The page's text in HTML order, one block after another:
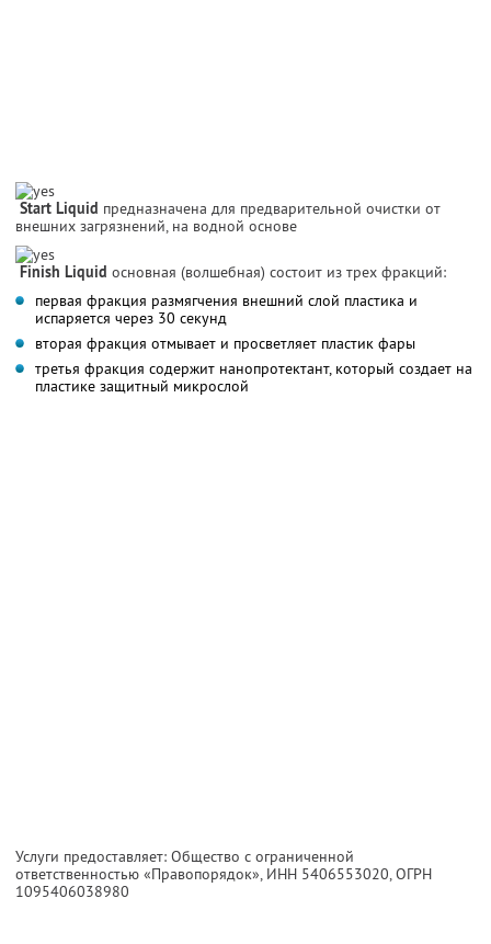
Start Liquid предназначена для предварительной очистки от
внешних загрязнений, на водной основе
Finish Liquid основная (волшебная) состоит из трех фракций:
первая фракция размягчения внешний слой пластика и
испаряется через 30 секунд
вторая фракция отмывает и просветляет пластик фары
третья фракция содержит нанопротектант, который создает на
пластике защитный микрослой
Услуги предоставляет: Общество с ограниченной
ответственностью «Правопорядок», ИНН 5406553020, ОГРН
1095406038980